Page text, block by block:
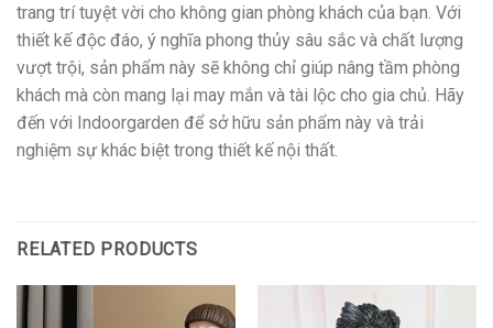
trang trí tuyệt vời cho không gian phòng khách của bạn. Với
thiết kế độc đáo, ý nghĩa phong thủy sâu sắc và chất lượng
vượt trội, sản phẩm này sẽ không chỉ giúp nâng tầm phòng
khách mà còn mang lại may mắn và tài lộc cho gia chủ. Hãy
đến với Indoorgarden để sở hữu sản phẩm này và trải
nghiệm sự khác biệt trong thiết kế nội thất.
RELATED PRODUCTS